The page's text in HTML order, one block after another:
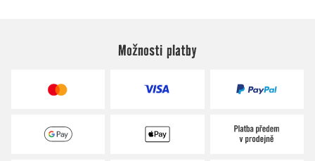
Možnosti platby